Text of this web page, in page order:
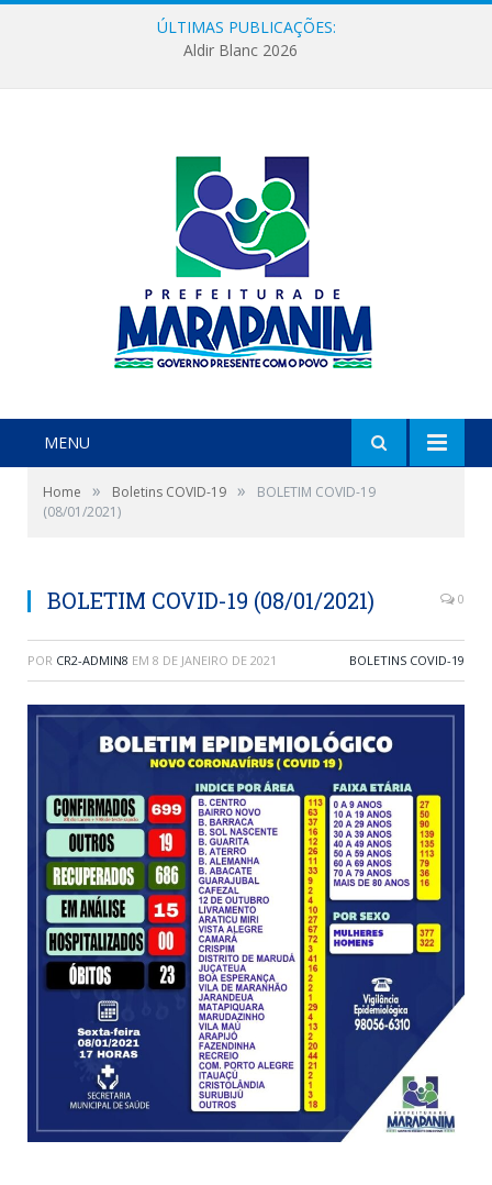
ÚLTIMAS PUBLICAÇÕES:
Aldir Blanc 2026
MENU
Home » Boletins COVID-19 »
BOLETIM COVID-19
(08/01/2021)
BOLETIM COVID-19 (08/01/2021) 0
POR CR2-ADMIN8 EM 8 DE JANEIRO DE 2021 BOLETINS COVID-19